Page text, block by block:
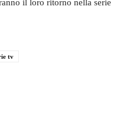
il loro ritorno nella serie
tv